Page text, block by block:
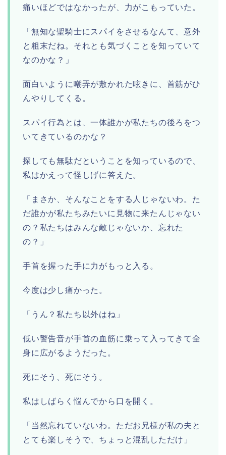
痛いほどではなかったが、力がこもっていた。
「無知な聖騎士にスパイをさせるなんて、意外
と粗末だね。それとも気づくことを知っていて
なのかな？」
面白いように嘲弄が敷かれた呟きに、首筋がひ
んやりしてくる。
スパイ行為とは、一体誰かが私たちの後ろをつ
いてきているのかな？
探しても無駄だということを知っているので、
私はかえって怪しげに答えた。
「まさか、そんなことをする人じゃないわ。た
だ誰かが私たちみたいに見物に来たんじゃない
の？私たちはみんな敵じゃないか、忘れた
の？」
手首を握った手に力がもっと入る。
今度は少し痛かった。
「うん？私たち以外はね」
低い警告音が手首の血筋に乗って入ってきて全
身に広がるようだった。
死にそう、死にそう。
私はしばらく悩んでから口を開く。
「当然忘れていないわ。ただお兄様が私の夫と
とても楽しそうで、ちょっと混乱しただけ」